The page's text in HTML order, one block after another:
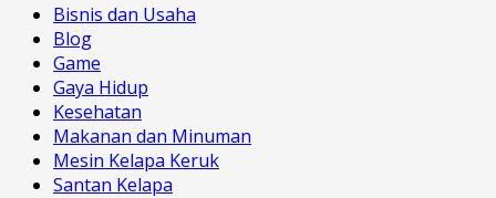
Bisnis dan Usaha
Blog
Game
Gaya Hidup
Kesehatan
Makanan dan Minuman
Mesin Kelapa Keruk
Santan Kelapa